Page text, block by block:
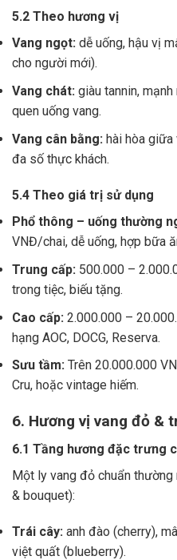
5.2 Theo hương vị
Vang ngọt: dễ uống, hậu vị
cho người mới).
Vang chát: giàu tannin,
quen uống vang.
Vang cân bằng: hài hòa
đa số thực khách.
5.4 Theo giá trị sử dụng
Phổ thông – uống thường
VNĐ/chai, dễ uống, hợp bữa
Trung cấp: 500.000 –
trong tiệc, biếu tặng.
Cao cấp: 2.000.000 –
hạng AOC, DOCG, Reserva.
Sưu tầm: Trên 20.000.000
Cru, hoặc vintage hiếm.
6. Hương vị vang đỏ &
6.1 Tầng hương đặc trưng
Một ly vang đỏ chuẩn
& bouquet):
Trái cây: anh đào (cherry),
việt quất (blueberry).